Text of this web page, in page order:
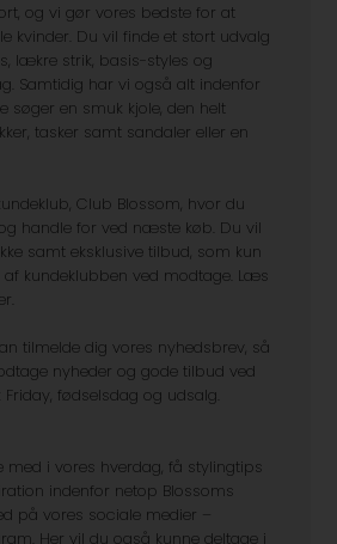
og vi gør vores bedste for at
kvinder. Du vil finde et stort udvalg
lækre strik, basis-styles og
Samtidig har vi også alt indenfor
søger en smuk kjole, den helt
tasker samt sandaler eller en
Club Blossom, hvor du
handle for ved næste køb. Du vil
samt eksklusive tilbud, som kun
kundeklubben ved modtage. Læs
tilmelde dig vores nyhedsbrev, så
nyheder og gode tilbud ved
fødselsdag og udsalg.
med i vores hverdag, få stylingtips
indenfor netop Blossoms
på vores sociale medier –
Her vil du også kunne deltage i